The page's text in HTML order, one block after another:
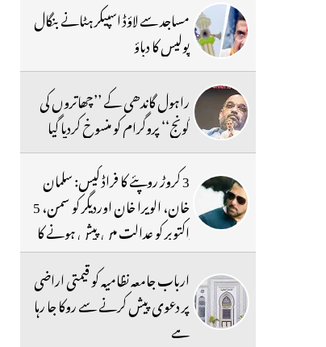
مساجد سے لاؤڈ اسپیکر ہٹانے بنگال
پولیس کا دباؤ
راہول گاندھی کے ’’چھاتروں کی
گونج‘‘ پروگرام کو منسوخ کردیا گیا
3 کروڑ روپئے کا فراڈ کیس: سلمان
خان، الویرا خان اوردیگر کو سمن، 5
اکتوبر کو عدالت میں پیش ہونے کا
حکم
ارباب جامعہ نظامیہ کو قیمتی اراضی
پر دعوی پیش کرنے سے روکا جا رہا
ہے